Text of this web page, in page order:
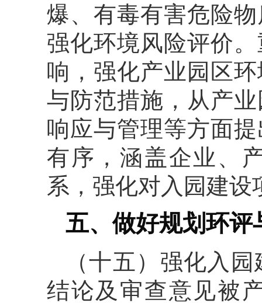
爆、有毒有害危险
强化环境风险评价
响，强化产业园区
与防范措施，从产
响应与管理等方面
有序，涵盖企业、
系，强化对入园建
五、做好规划环评
（十五）强化入
结论及审查意见被